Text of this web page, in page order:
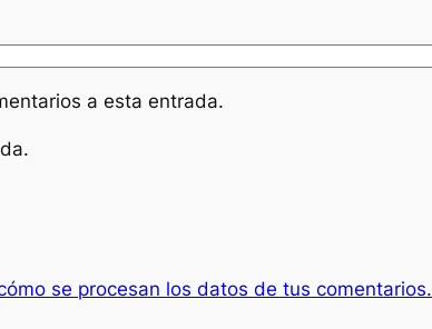
a esta entrada.
se procesan los datos de tus comentarios.